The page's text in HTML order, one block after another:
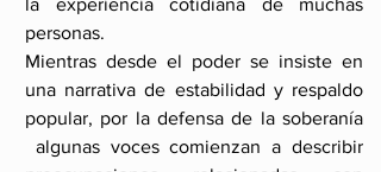
la experiencia cotidiana de muchas
personas.
Mientras desde el poder se insiste en
una narrativa de estabilidad y respaldo
popular, por la defensa de la soberanía
algunas voces comienzan a describir